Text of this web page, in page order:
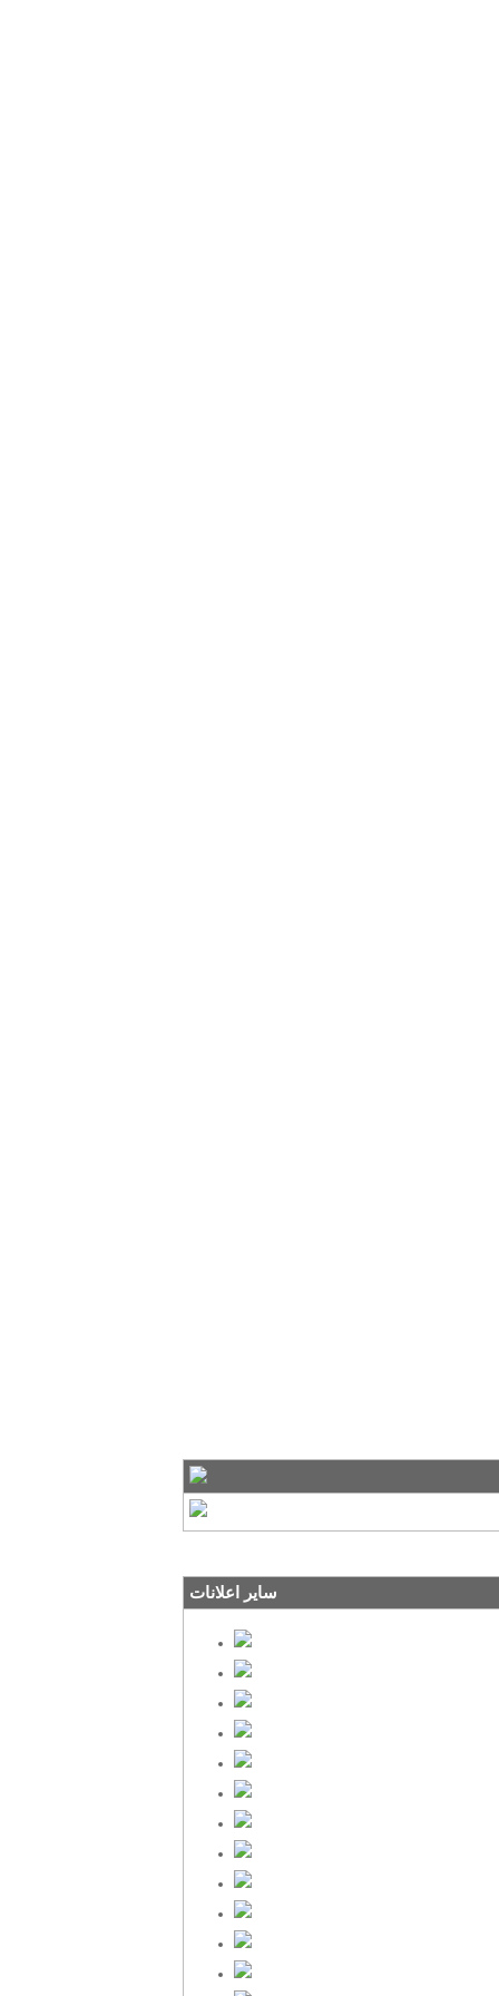
سایر اعلانات